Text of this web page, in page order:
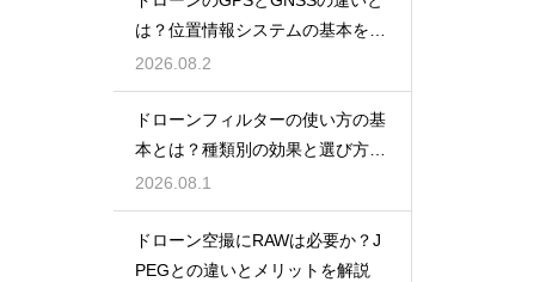
は？位置情報システムの基本を解
説
2026.08.2
ドローンフィルターの使い方の基
本とは？種類別の効果と選び方を
解説
2026.08.1
ドローン空撮にRAWは必要か？J
PEGとの違いとメリットを解説